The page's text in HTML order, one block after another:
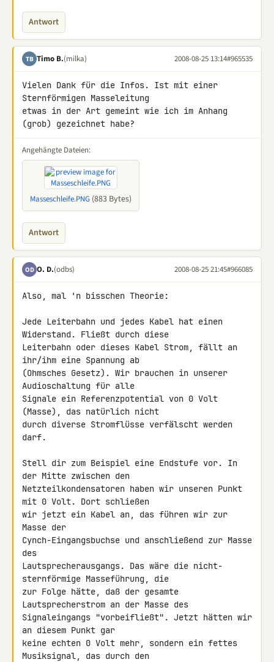
Antwort
TB Timo B.(milka) 2008-08-25 13:14#965535
Vielen Dank für die Infos. Ist mit einer
Sternförmigen Masseleitung
etwas in der Art gemeint wie ich im Anhang
(grob) gezeichnet habe?
Angehängte Dateien:
Masseschleife.PNG (883 Bytes)
Antwort
OD O. D.(odbs) 2008-08-25 21:45#966085
Also, mal 'n bisschen Theorie:
Jede Leiterbahn und jedes Kabel hat einen
Widerstand. Fließt durch diese
Leiterbahn oder dieses Kabel Strom, fällt an
ihr/ihm eine Spannung ab
(Ohmsches Gesetz). Wir brauchen in unserer
Audioschaltung für alle
Signale ein Referenzpotential von 0 Volt
(Masse), das natürlich nicht
durch diverse Stromflüsse verfälscht werden
darf.
Stell dir zum Beispiel eine Endstufe vor. In
der Mitte zwischen den
Netzteilkondensatoren haben wir unseren Punkt
mit 0 Volt. Dort schließen
wir jetzt ein Kabel an, das führen wir zur
Masse der
Cynch-Eingangsbuchse und anschließend zur Masse
des
Lautsprecherausgangs. Das wäre die nicht-
sternförmige Masseführung, die
zur Folge hätte, daß der gesamte
Lautsprecherstrom an der Masse des
Signaleingangs "vorbeifließt". Jetzt hätten wir
an diesem Punkt gar
keine echten 0 Volt mehr, sondern ein fettes
Musiksignal, das durch den